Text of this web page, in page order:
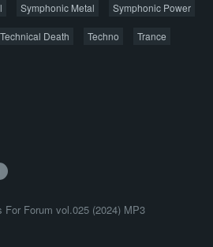
Symphonic Metal Symphonic Power
Technical Death Techno Trance
For Forum vol.025 (2024) MP3